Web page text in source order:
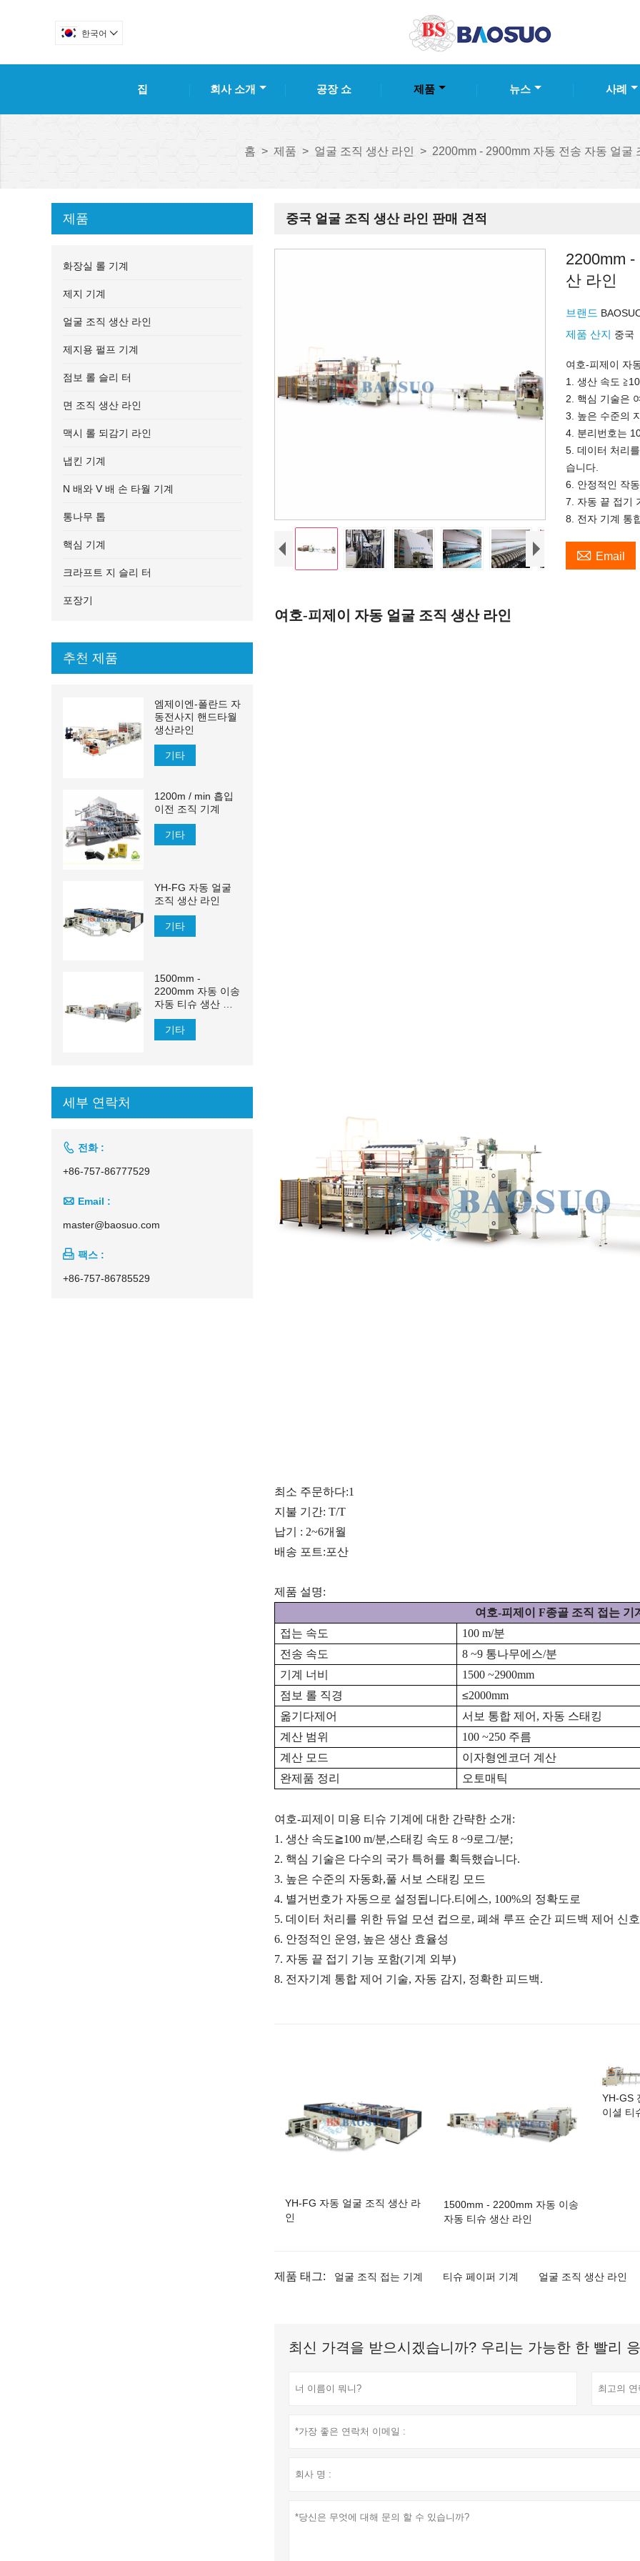
한국어 
집 회사 소개 공장 쇼 제품 뉴스 사례
홈 > 제품 > 얼굴 조직 생산 라인 > 2200mm - 2900mm 자동 전송 자동 얼굴
중국 얼굴 조직 생산 라인 판매 견적
2200mm
산 라인
브랜드
제품 산지 중국
여호-피제이 자
1. 생산 속도
2. 핵심 기술은
3. 높은 수준의
4. 분리번호는
5. 데이터 처리
습니다.
6. 안정적인 작
7. 자동 끝 접기
8. 전자 기계 통
 Email
여호-피제이 자동 얼굴 조직 생산 라인
최소 주문하다:1
지불 기간: T/T
납기 : 2~6개월
배송 포트:포산
제품 설명:
여호-피제이 F종골 조직 접는 기
접는 속도
100 m/분
전송 속도
8 ~9 통나무에스/분
기계 너비 1500 ~2900mm
점보 롤 직경
≤2000mm
옮기다제어
서보 통합 제어, 자동 스태킹
계산 범위
100 ~250 주름
계산 모드
이자형엔코더 계산
완제품 정리
오토매틱
여호-피제이 미용 티슈 기계에 대한 간략한 소개:
1. 생산 속도≧100 m/분,스태킹 속도 8 ~9로그/분;
2. 핵심 기술은 다수의 국가 특허를 획득했습니다.
3. 높은 수준의 자동화,풀 서보 스태킹 모드
4. 별거번호가 자동으로 설정됩니다.티 에스, 100%의 정확도로
5. 데이터 처리를 위한 듀얼 모션 컵으로, 폐쇄 루프 순간 피드백 제어 신
6. 안정적인 운영, 높은 생산 효율성
7. 자동 끝 접기 기능 포함(기계 외부)
8. 전자기계 통합 제어 기술, 자동 감지, 정확한 피드백.
YH-FG 자동 얼굴 조직 생산 라
인
1500mm - 2200mm 자동 이송
자동 티슈 생산 라인
YH-GS
이셜 티
제품 태그: 얼굴 조직 접는 기계 티슈 페이퍼 기계 얼굴 조직 생산 라인
최신 가격을 받으시겠습니까? 우리는 가능한 한 빨리
제품
화장실 롤 기계
제지 기계
얼굴 조직 생산 라인
제지용 펄프 기계
점보 롤 슬리 터
면 조직 생산 라인
맥시 롤 되감기 라인
냅킨 기계
N 배와 V 배 손 타월 기계
통나무 톱
핵심 기계
크라프트 지 슬리 터
포장기
추천 제품
엠제이엔-폴란드 자
동전사지 핸드타월
생산라인
기타
1200m / min 흡입
이전 조직 기계
기타
YH-FG 자동 얼굴
조직 생산 라인
기타
1500mm -
2200mm 자동 이송
자동 티슈 생산 라
인
기타
세부 연락처
 전화 :
+86-757-86777529
 Email :
master@baosuo.com
 팩스 :
+86-757-86785529